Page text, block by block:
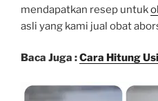
mendapatkan resep untuk
asli yang kami jual obat
Baca Juga :Cara Hitung